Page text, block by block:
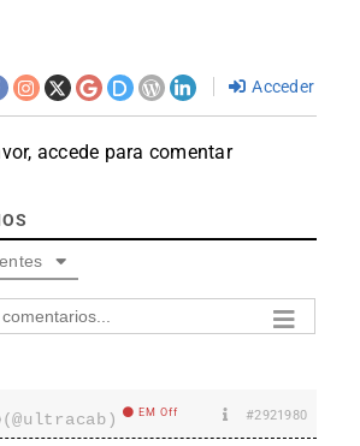
Acceder
accede para comentar
(@ultracab) EM Off #2921980